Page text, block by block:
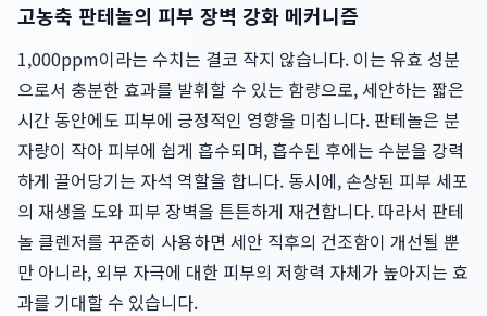
고농축 판테놀의 피부 장벽 강화 메커니즘
1,000ppm이라는 수치는 결코 작지 않습니다. 이는 유효 성분
으로서 충분한 효과를 발휘할 수 있는 함량으로, 세안하는 짧은
시간 동안에도 피부에 긍정적인 영향을 미칩니다. 판테놀은 분
자량이 작아 피부에 쉽게 흡수되며, 흡수된 후에는 수분을 강력
하게 끌어당기는 자석 역할을 합니다. 동시에, 손상된 피부 세포
의 재생을 도와 피부 장벽을 튼튼하게 재건합니다. 따라서 판테
놀 클렌저를 꾸준히 사용하면 세안 직후의 건조함이 개선될 뿐
만 아니라, 외부 자극에 대한 피부의 저항력 자체가 높아지는 효
과를 기대할 수 있습니다.